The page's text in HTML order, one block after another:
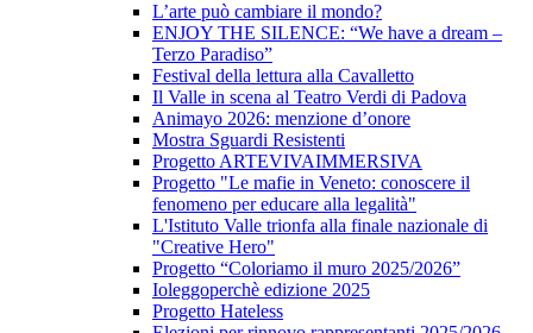
L’arte può cambiare il mondo?
ENJOY THE SILENCE: “We have a dream –
Terzo Paradiso”
Festival della lettura alla Cavalletto
Il Valle in scena al Teatro Verdi di Padova
Animayo 2026: menzione d’onore
Mostra Sguardi Resistenti
Progetto ARTEVIVAIMMERSIVA
Progetto "Le mafie in Veneto: conoscere il
fenomeno per educare alla legalità"
L'Istituto Valle trionfa alla finale nazionale di
"Creative Hero"
Progetto “Coloriamo il muro 2025/2026”
Ioleggoperchè edizione 2025
Progetto Hateless